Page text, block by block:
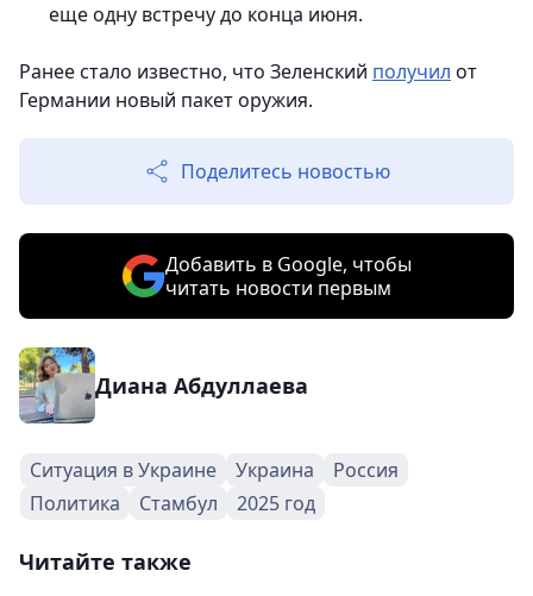
еще одну встречу до конца июня.
Ранее стало известно, что Зеленский получил от
Германии новый пакет оружия.
Поделитесь новостью
Добавить в Google, чтобы
читать новости первым
Диана Абдуллаева
Ситуация в Украине Украина
Россия
Политика
Стамбул 2025 год
Читайте также